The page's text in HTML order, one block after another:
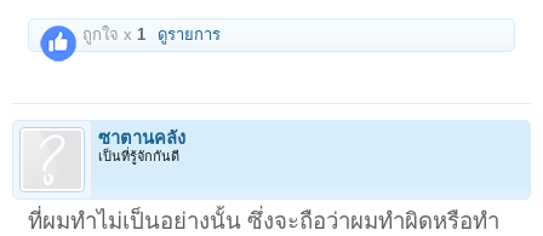
ถูกใจ x 1 ดูรายการ
ซาตานคลั่ง
เป็นที่รู้จักกันดี
ที่ผมทำไม่เป็นอย่างนั้น ซึ่งจะถือว่าผมทำผิดหรือทำ